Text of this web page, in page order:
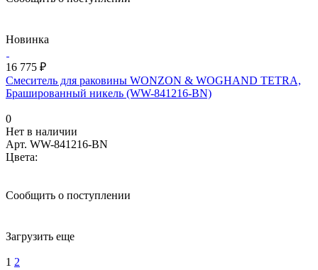
Новинка
16 775 ₽
Смеситель для раковины WONZON & WOGHAND TETRA,
Брашированный никель (WW-841216-BN)
0
Нет в наличии
Арт. WW-841216-BN
Цвета:
Сообщить о поступлении
Загрузить еще
1 2